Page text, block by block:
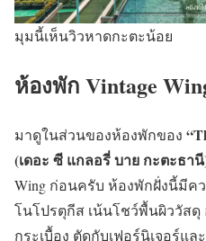
มุมนี้เห็นวิวหาดกะตะน้อย
ห้องพัก Vintage
มาดูในส่วนของห้องพักของ
(เดอะ ซี แกลอรี่บาย กะตะธา
Wing ก่อนครับ ห้องพักฝั่งนี้มีค
โนโปรตุกีส เน้นโชว์พื้นผิววัสดุ
กระเบื้อง ตัดกับเฟอร์นิเจอร์แ